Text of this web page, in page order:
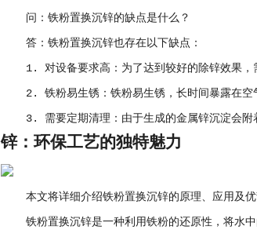
问：铁粉置换沉锌的缺点是什么？
答：铁粉置换沉锌也存在以下缺点：
1. 对设备要求高：为了达到较好的除锌效果，需
2. 铁粉易生锈：铁粉易生锈，长时间暴露在空气
3. 需要定期清理：由于生成的金属锌沉淀会附着
锌：环保工艺的独特魅力
本文将详细介绍铁粉置换沉锌的原理、应用及优
铁粉置换沉锌是一种利用铁粉的还原性，将水中